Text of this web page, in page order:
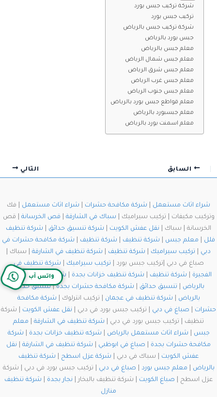
شركة تركيب جبس بورد
تركيب جبس بورد
شركة تركيب جبس بالرياض
جبس بورد بالرياض
معلم جبس بالرياض
معلم جبس شمال الرياض
معلم جبس شرق الرياض
معلم جبس غرب الرياض
معلم جبس جنوب الرياض
معلم قواطع جبس بورد بالرياض
معلم جبسبورد بالرياض
معلم اسمنت بورد بالرياض
السابق التالي
شراء اثاث مستعمل شركة مكافحة حشرات شراء اثاث مستعمل | فك
وتركيب مكيفات | تركيب سيراميك | سباك في الشارقة قص الخرسانة | قص
الخرسانة | سباك | نقل عفش الكويت شركة تنسيق حدائق
شركة تنظيف
فلل
معلم جبس شركة تنظيف شركة تنظيف
شركة مكافحة حشرات في
دبي
تركيب سيراميك شركة تنظيف شركة تنظيف في الشارقة | سباك |
صباغ في دبي |تركيب جبس بورد | تركيب سيراميك
شركة تنظيف في
الفجيرة
شركة تنظيف شركة تنظيف خزانات بجدة
شركة تنظيف مكيفات
بالرياض
تنسيق حدائق شركة مكافحة حشرات بجدة|تنسيق حدائق
بالرياض
شركة تنظيف في عجمان | تركيب انترلوك | شركة مكافحة
حشرات
صباغ في دبي | تركيب جبس بورد في دبي | نقل عفش الكويت | شركة
تنظيف | تركيب جبس بورد في دبي | شركة تنظيف في الشارقة
معلم
جبس
شراء اثاث مستعمل بالرياض شركه تنظيف خزانات بجدة
شركة
مكافحة حشرات بجدة
صباغ في ابوظبي شركة تنظيف في الشارقة
نقل
عفش الكويت | سباك في دبي | شركة عزل اسطح
شركة تنظيف
بالرياض
معلم جبس بورد صباغ في دبي
| تركيب جبس بورد في دبي | شركة
عزل اسطح | صباغ الكويت | شركة تنظيف بالبخار | نجار بجدة
شركة تنظيف
منازل
واتس آب